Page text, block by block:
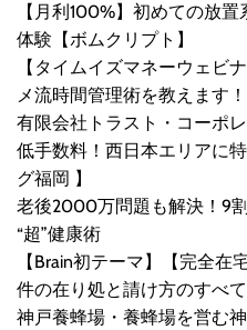
【月利100%】初めての放
体験【ボムクリプト】
【タイムイズマネーウェビ
メ流時間管理術を教えます！
有限会社トラスト・コーポ
低手数料！西日本エリアに
グ福岡 】
老後2000万問題も解決！9
“超”健康術
【Brain初テーマ】【完全
件の在り処と請け方のすべ
神戸養蜂場・養蜂場を営む